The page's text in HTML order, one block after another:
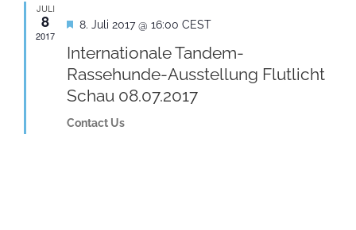
JULI
8
2017
Hervorgehoben
8. Juli 2017 @ 16:00 CEST
Internationale Tandem-
Rassehunde-Ausstellung Flutlicht
Schau 08.07.2017
Contact Us